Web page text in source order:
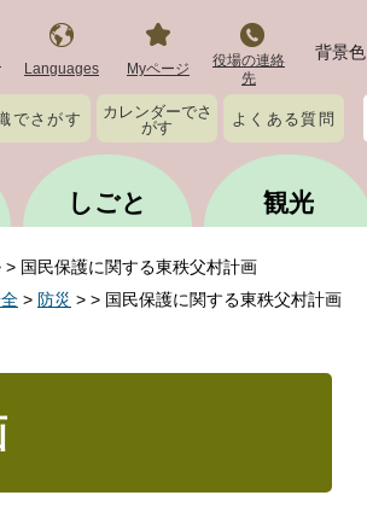
Languages Myページ
役場の連絡
先
背景色
でさがす
カレンダーでさ
がす
よくある質問
しごと 観光
> 国民保護に関する東秩父村計画
> 防災 > > 国民保護に関する東秩父村計画